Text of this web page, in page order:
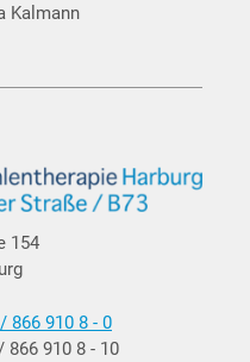
Kalmann
154
866 910 8 - 0
866 910 8 - 10